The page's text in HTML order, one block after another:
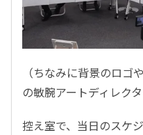
（ちなみに背景のロゴ
の敏腕アートディレク
控え室で、当日のスケ